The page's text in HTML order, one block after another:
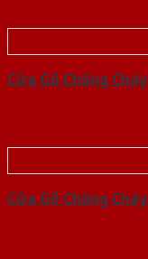
Cửa Gỗ Chống
Cửa Gỗ Chống